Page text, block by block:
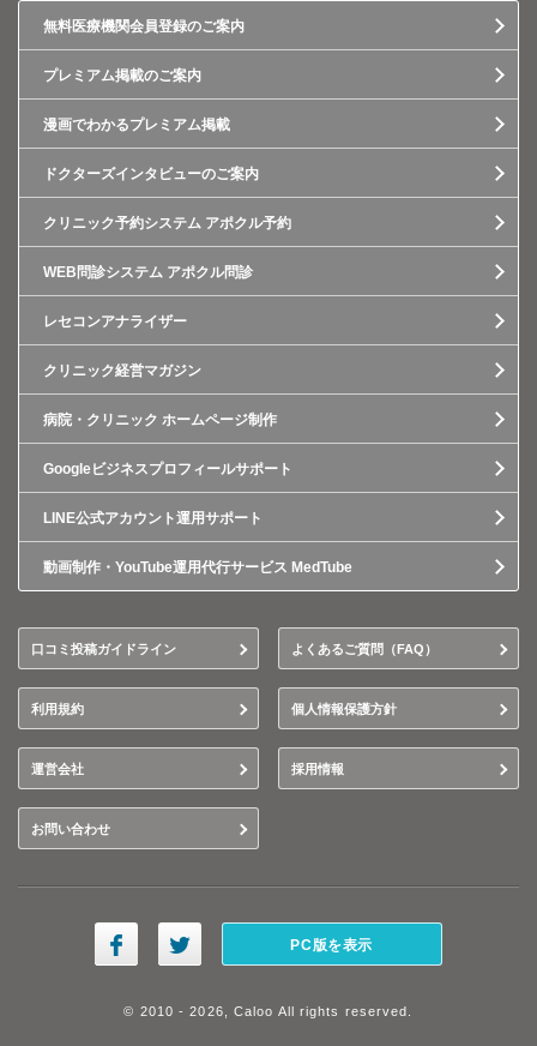
無料医療機関会員登録のご案内
プレミアム掲載のご案内
漫画でわかるプレミアム掲載
ドクターズインタビューのご案内
クリニック予約システム アポクル予約
WEB問診システム アポクル問診
レセコンアナライザー
クリニック経営マガジン
病院・クリニック ホームページ制作
Googleビジネスプロフィールサポート
LINE公式アカウント運用サポート
動画制作・YouTube運用代行サービス MedTube
口コミ投稿ガイドライン よくあるご質問（FAQ）
利用規約 個人情報保護方針
運営会社 採用情報
お問い合わせ
PC版を表示
© 2010 - 2026, Caloo All rights reserved.